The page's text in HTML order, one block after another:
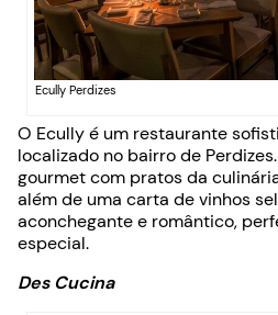
Ecully Perdizes
O Ecully é um restaurante
localizado no bairro de
gourmet com pratos da
além de uma carta de vinhos
aconchegante e romântico,
especial.
Des Cucina